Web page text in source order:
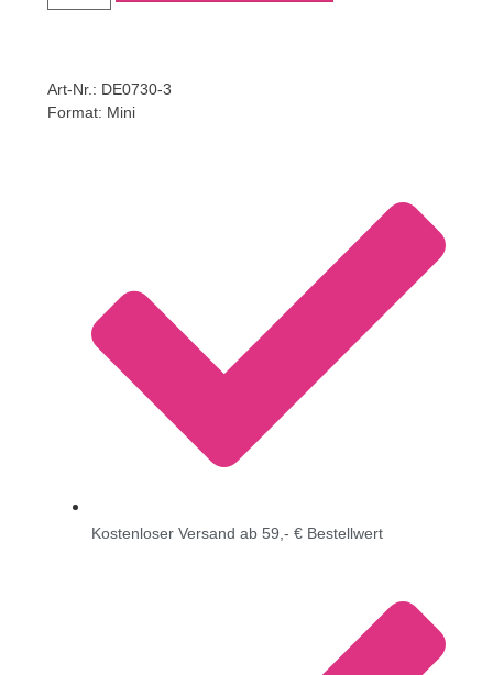
Art-Nr.: DE0730-3
Format: Mini
Kostenloser Versand ab 59,- € Bestellwert